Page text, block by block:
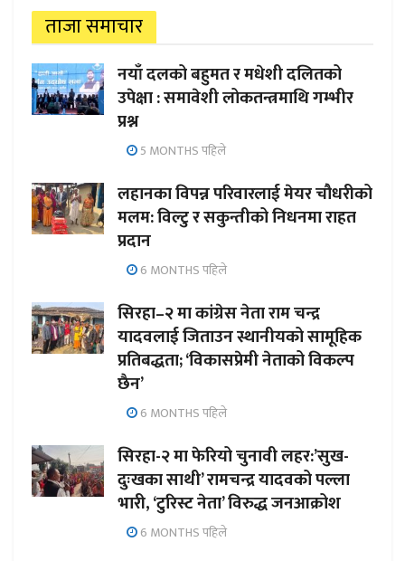
ताजा समाचार
नयाँ दलको बहुमत र मधेशी दलितको
उपेक्षा : समावेशी लोकतन्त्रमाथि गम्भीर
प्रश्न
5 MONTHS पहिले
लहानका विपन्न परिवारलाई मेयर चौधरीको
मलम: विल्टु र सकुन्तीको निधनमा राहत
प्रदान
6 MONTHS पहिले
सिरहा–२ मा कांग्रेस नेता राम चन्द्र
यादवलाई जिताउन स्थानीयको सामूहिक
प्रतिबद्धता; ‘विकासप्रेमी नेताको विकल्प
छैन’
6 MONTHS पहिले
सिरहा-२ मा फेरियो चुनावी लहर:’सुख-
दुःखका साथी’ रामचन्द्र यादवको पल्ला
भारी, ‘टुरिस्ट नेता’ विरुद्ध जनआक्रोश
6 MONTHS पहिले